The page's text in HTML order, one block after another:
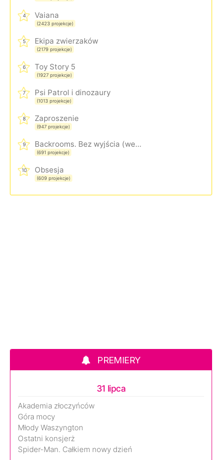
4 Vaiana
(2423 projekcje)
5 Ekipa zwierzaków
(2179 projekcje)
6 Toy Story 5
(1927 projekcje)
7 Psi Patrol i dinozaury
(1013 projekcje)
8 Zaproszenie
(947 projekcje)
9 Backrooms. Bez wyjścia (wersja rozszerzona)
(691 projekcje)
10 Obsesja
(609 projekcje)
PREMIERY
31 lipca
Akademia złoczyńców
Góra mocy
Młody Waszyngton
Ostatni konsjerż
Spider-Man. Całkiem nowy dzień